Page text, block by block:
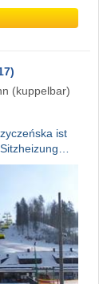
(kuppelbar)
ist